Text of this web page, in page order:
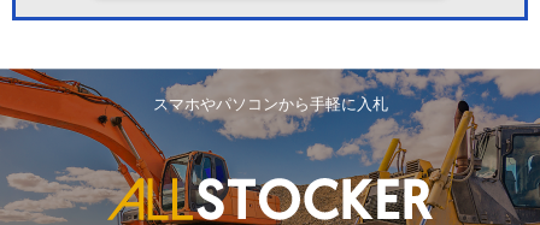
スマホやパソコンから手軽に入札